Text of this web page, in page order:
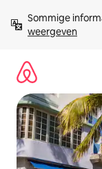
direct
naar
Sommige
weergeven